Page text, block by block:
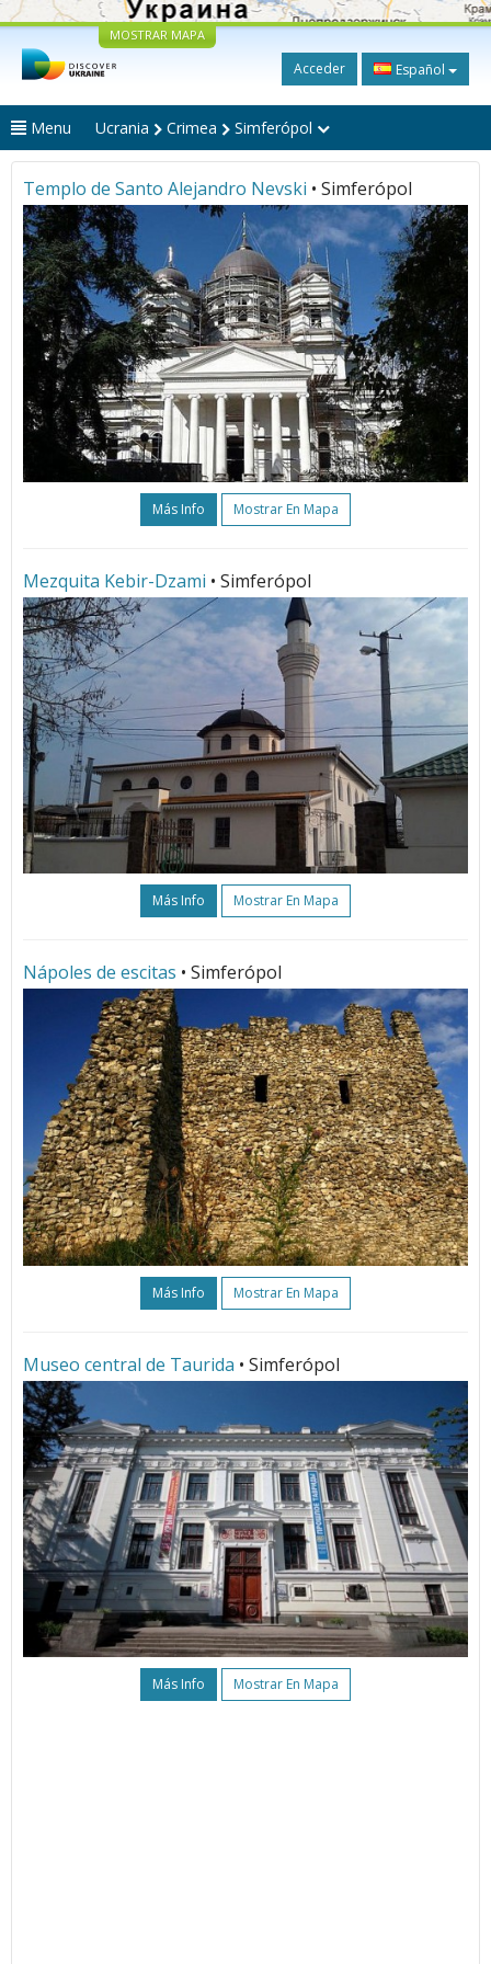
MOSTRAR MAPA
Acceder Español
Menu Ucrania Crimea Simferópol
Templo de Santo Alejandro Nevski • Simferópol
Más Info Mostrar En Mapa
Mezquita Kebir-Dzami • Simferópol
Más Info Mostrar En Mapa
Nápoles de escitas • Simferópol
Más Info Mostrar En Mapa
Museo central de Taurida • Simferópol
Más Info Mostrar En Mapa